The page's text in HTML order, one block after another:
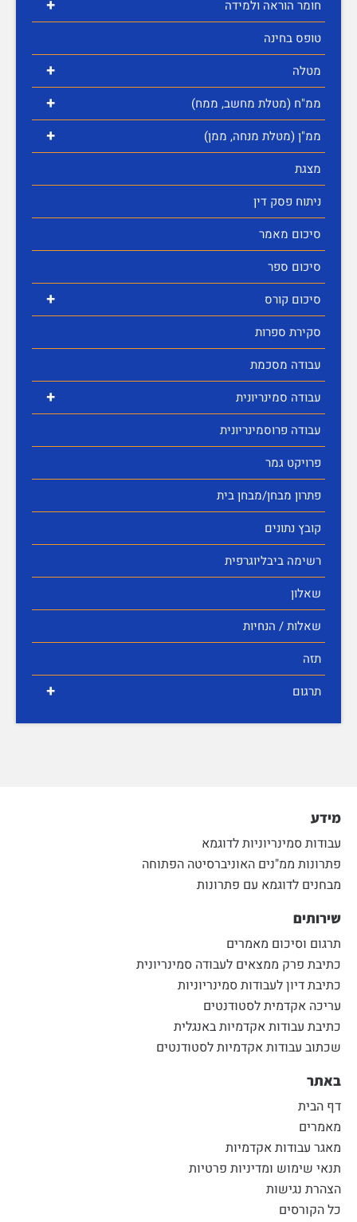
+
חומר הוראה ולמידה
טופס בחינה
+ מטלה
+ ממ"ח (מטלת מחשב, ממח)
+
ממ"ן (מטלת מנחה, ממן)
מצגת
ניתוח פסק דין
סיכום מאמר
סיכום ספר
+
סיכום קורס
סקירת ספרות
עבודה מסכמת
+
עבודה סמינריונית
עבודה פרוסמינריונית
פרויקט גמר
פתרון מבחן/מבחן בית
קובץ נתונים
רשימה ביבליוגרפית
שאלון
שאלות / הנחיות
תזה
+ תרגום
מידע
עבודות סמינריוניות לדוגמא
פתרונות ממ"נים האוניברסיטה הפתוחה
מבחנים לדוגמא עם פתרונות
שירותים
תרגום וסיכום מאמרים
כתיבת פרק ממצאים לעבודה סמינריונית
כתיבת דיון לעבודות סמינריוניות
עריכה אקדמית לסטודנטים
כתיבת עבודות אקדמיות באנגלית
שכתוב עבודות אקדמיות לסטודנטים
באתר
דף הבית
מאמרים
מאגר עבודות אקדמיות
תנאי שימוש ומדיניות פרטיות
הצהרת נגישות
כל הקורסים